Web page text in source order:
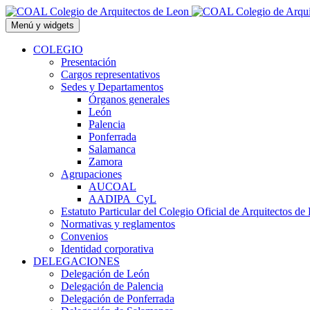
Saltar
al
contenido
Menú y widgets
COLEGIO
Presentación
Cargos representativos
Sedes y Departamentos
Órganos generales
León
Palencia
Ponferrada
Salamanca
Zamora
Agrupaciones
AUCOAL
AADIPA_CyL
Estatuto Particular del Colegio Oficial de Arquitectos de
Normativas y reglamentos
Convenios
Identidad corporativa
DELEGACIONES
Delegación de León
Delegación de Palencia
Delegación de Ponferrada